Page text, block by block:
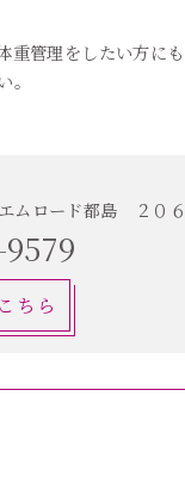
管理をしたい方に
ムロード都島 ２０６
ちら